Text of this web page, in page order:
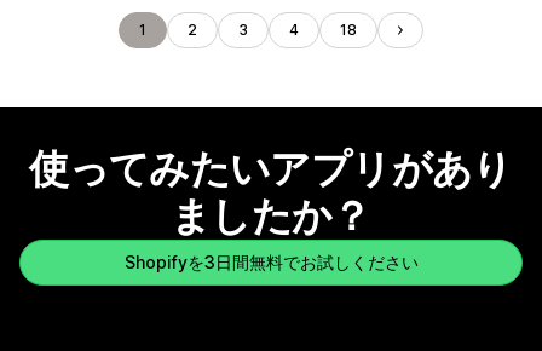
1 2 3 4 18
使ってみたいアプリがあり
ましたか？
Shopifyを3日間無料でお試しください